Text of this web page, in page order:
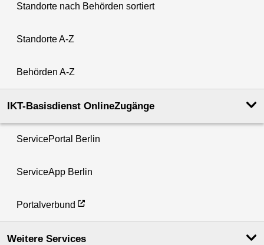
Standorte nach Behörden sortiert
Standorte A-Z
Behörden A-Z
IKT-Basisdienst OnlineZugänge
ServicePortal Berlin
ServiceApp Berlin
Portalverbund
Weitere Services